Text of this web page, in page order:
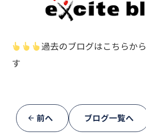
過去のブログはこちらから
す
前へ ブログ一覧へ